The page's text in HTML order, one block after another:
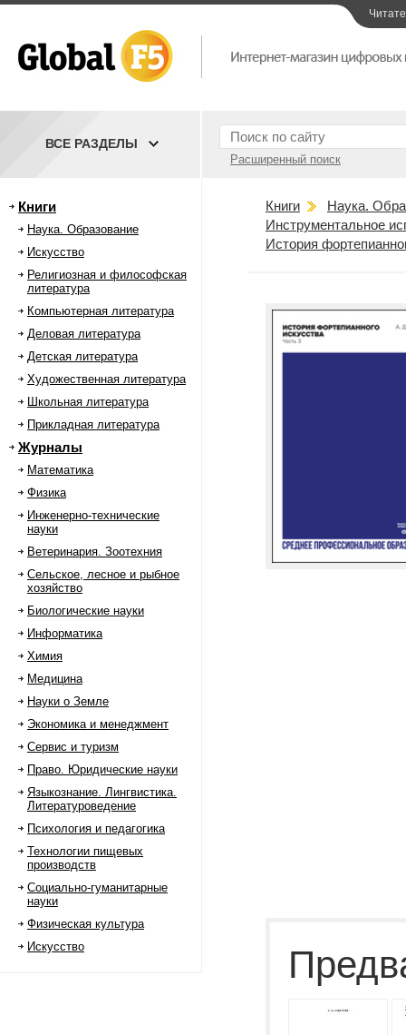
Расширенный поиск
ВСЕ РАЗДЕЛЫ
Книги
Наука. Образование
Искусство
Религиозная и философская
литература
Компьютерная литература
Деловая литература
Детская литература
Художественная литература
Школьная литература
Прикладная литература
Журналы
Математика
Физика
Инженерно-технические
науки
Ветеринария. Зоотехния
Сельское, лесное и рыбное
хозяйство
Биологические науки
Информатика
Химия
Медицина
Науки о Земле
Экономика и менеджмент
Сервис и туризм
Право. Юридические науки
Языкознание. Лингвистика.
Литературоведение
Психология и педагогика
Технологии пищевых
производств
Социально-гуманитарные
науки
Физическая культура
Искусство
Книги
Наука.
Инструментальное
История